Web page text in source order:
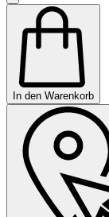
In den Warenkorb